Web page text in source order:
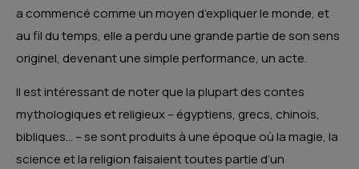
a commencé comme un moyen d’expliquer le monde, et
au fil du temps, elle a perdu une grande partie de son sens
originel, devenant une simple performance, un acte.
Il est intéressant de noter que la plupart des contes
mythologiques et religieux – égyptiens, grecs, chinois,
bibliques… – se sont produits à une époque où la magie, la
science et la religion faisaient toutes partie d’un